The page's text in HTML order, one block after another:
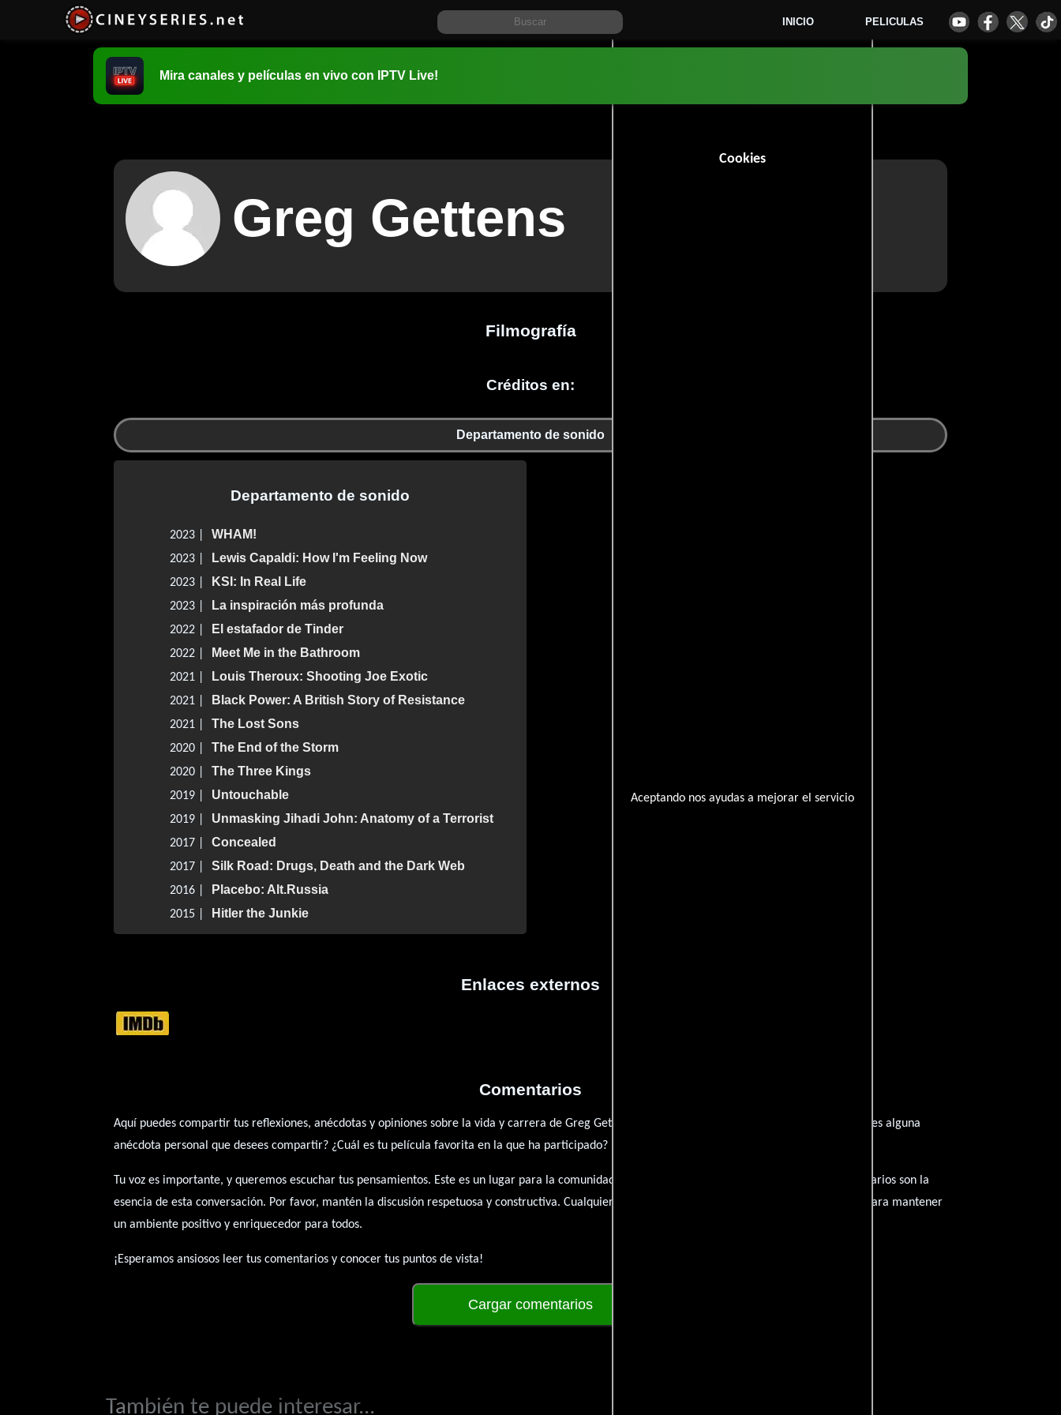
INICIO PELICULAS
Cookies
Aceptando nos ayudas a mejorar el servicio
Mira canales y películas en vivo con IPTV Live!
Greg Gettens
Filmografía
Créditos en:
Departamento de sonido
Departamento de sonido
2023 | WHAM!
2023 | Lewis Capaldi: How I'm Feeling Now
2023 | KSI: In Real Life
2023 | La inspiración más profunda
2022 | El estafador de Tinder
2022 | Meet Me in the Bathroom
2021 | Louis Theroux: Shooting Joe Exotic
2021 | Black Power: A British Story of Resistance
2021 | The Lost Sons
2020 | The End of the Storm
2020 | The Three Kings
2019 | Untouchable
2019 | Unmasking Jihadi John: Anatomy of a Terrorist
2017 | Concealed
2017 | Silk Road: Drugs, Death and the Dark Web
2016 | Placebo: Alt.Russia
2015 | Hitler the Junkie
Enlaces externos
Comentarios
Aquí puedes compartir tus reflexiones, anécdotas y opiniones sobre la vida y carrera de Greg Gettens. ¿Qué te ha inspirado de su trayectoria? ¿Tienes alguna
anécdota personal que desees compartir? ¿Cuál es tu película favorita en la que ha participado?
Tu voz es importante, y queremos escuchar tus pensamientos. Este es un lugar para la comunidad de admiradores y amantes del cine, y tus comentarios son la
esencia de esta conversación. Por favor, mantén la discusión respetuosa y constructiva. Cualquier forma de contenido inapropiado será eliminado para mantener
un ambiente positivo y enriquecedor para todos.
¡Esperamos ansiosos leer tus comentarios y conocer tus puntos de vista!
Cargar comentarios
También te puede interesar...